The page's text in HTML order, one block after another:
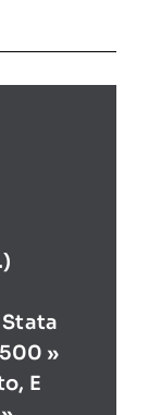
Stata
»
E